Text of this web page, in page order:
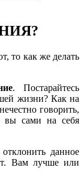
то как же делать
. Постарайтесь
жизни? Как на
говорить,
вы сами на себя
данное
Вам лучше или